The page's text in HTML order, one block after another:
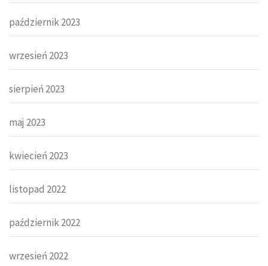
październik 2023
wrzesień 2023
sierpień 2023
maj 2023
kwiecień 2023
listopad 2022
październik 2022
wrzesień 2022